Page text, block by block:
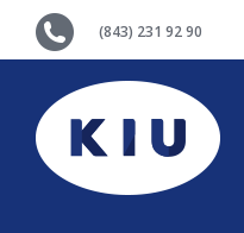
(843) 231 92 90